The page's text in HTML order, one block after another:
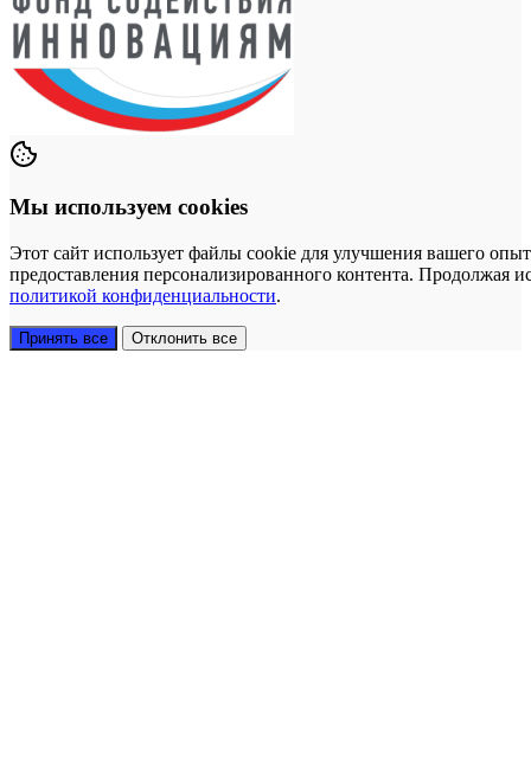
Мы используем cookies
Этот сайт использует файлы cookie для улучшения вашего
предоставления персонализированного контента. Продолжая
политикой конфиденциальности.
Принять все Отклонить все